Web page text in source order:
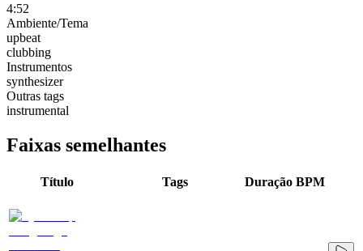
4:52
Ambiente/Tema
upbeat
clubbing
Instrumentos
synthesizer
Outras tags
instrumental
Faixas semelhantes
Título Tags Duração BPM